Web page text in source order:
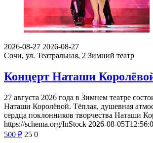
2026-08-27 2026-08-27
Сочи, ул. Театральная, 2 Зимний театр
Концерт Наташи
27 августа 2026 года в Зимнем театре
Наташи Королёвой. Тёплая, душевная
сердца поклонников творчества Наташи
https://schema.org/InStock 2026-08-
500 ₽ 25 0